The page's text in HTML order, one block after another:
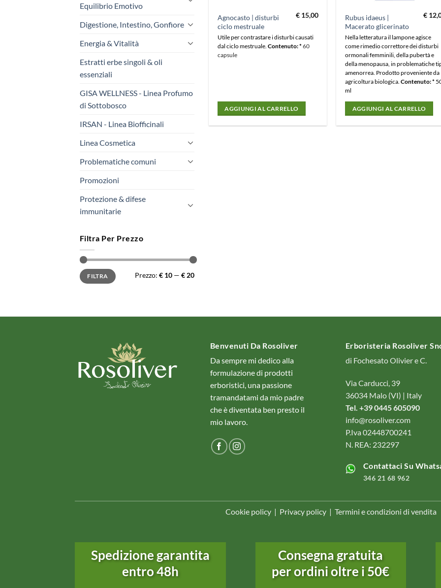
Equilibrio Emotivo
Digestione, Intestino, Gonfiore
Energia & Vitalità
Estratti erbe singoli & oli
essenziali
GISA WELLNESS - Linea Profumo
di Sottobosco
IRSAN - Linea Biofficinali
Linea Cosmetica
Problematiche comuni
Promozioni
Protezione & difese
immunitarie
Filtra Per Prezzo
Prezzo
Min
Prezzo
MaxFILTRA Prezzo: € 10— € 20
Agnocasto | disturbi
ciclo mestruale
€15,00
Utile per contrastare i disturbi causati
dal ciclo mestruale. Contenuto: *60
capsule
AGGIUNGI AL CARRELLO
Rubus idaeus |
Macerato glicerinato
€
Nella letteratura il lampone agisce
come rimedio correttore dei disturbi
ormonali femminili, della pubertà e
della menopausa, in problematiche
amenorrea. Prodotto proveniente da
agricoltura biologica. Contenuto: *
ml
AGGIUNGI AL CARRELLO
Benvenuti Da Rosoliver
Da sempre mi dedico alla
formulazione di prodotti
erboristici, una passione
tramandatami da mio padre
che è diventata ben presto il
mio lavoro.
Erboristeria Rosoliver
di Fochesato Olivier e C.
Via Carducci, 39
36034 Malo (VI) | Italy
Tel. +39 0445 605090
info@rosoliver.com
P.Iva 02448700241
N. REA: 232297
Contattaci Su
346 21 68 962
Cookie policy| Privacy policy| Termini e condizioni di vendita
Spedizione garantita
entro 48h
Consegna gratuita
per ordini oltre i 50€